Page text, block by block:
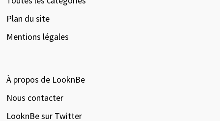
Plan du site
Mentions légales
À propos de LooknBe
Nous contacter
LooknBe sur Twitter